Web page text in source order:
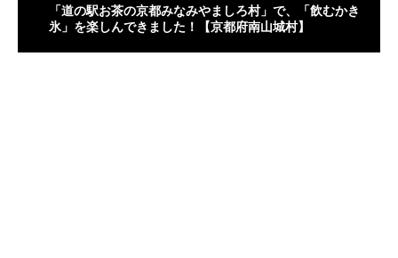
「道の駅お茶の京都みなみやましろ村」で、「飲むかき
氷」を楽しんできました！【京都府南山城村】